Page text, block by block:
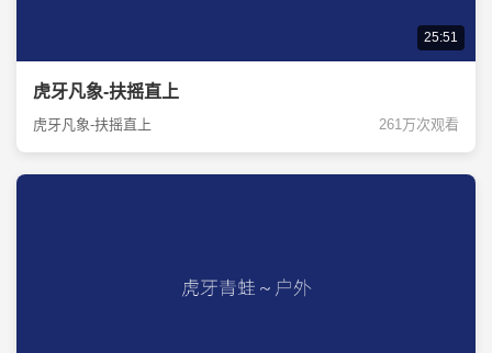
25:51
虎牙凡象-扶摇直上
虎牙凡象-扶摇直上 261万次观看